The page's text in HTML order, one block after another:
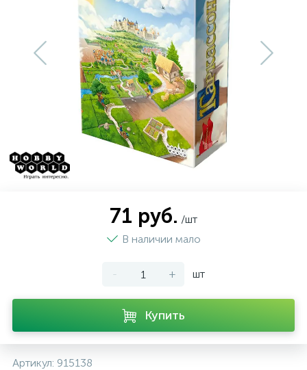
71 руб. /шт
В наличии мало
- + шт
Купить
Артикул: 915138